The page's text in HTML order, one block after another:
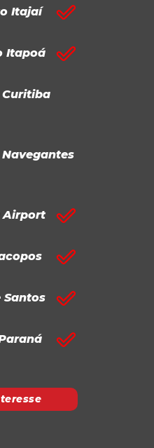
Itajaí
Itapoá
Curitiba
Airport
Santos